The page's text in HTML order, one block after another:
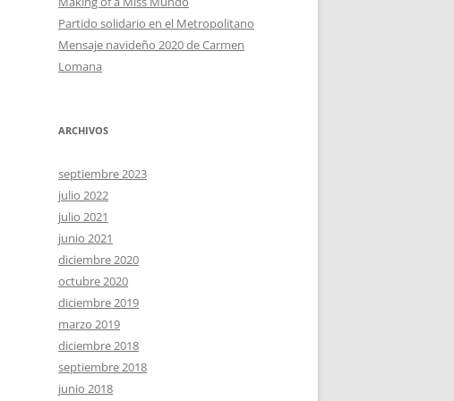
Partido solidario en el Metropolitano
Mensaje navideño 2020 de Carmen
Lomana
ARCHIVOS
septiembre 2023
julio 2022
julio 2021
junio 2021
diciembre 2020
octubre 2020
diciembre 2019
marzo 2019
diciembre 2018
septiembre 2018
junio 2018